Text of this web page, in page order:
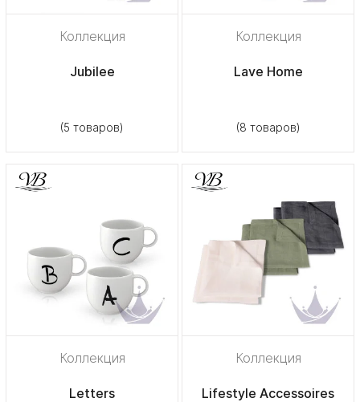
Коллекция
Jubilee
(5 товаров)
Коллекция
Lave Home
(8 товаров)
Коллекция
Letters
Коллекция
Lifestyle Accessoires